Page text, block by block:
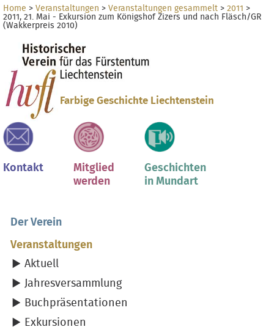
Direkt
zum
Inhalt
Direkt
zur
Navigation
Benutzerspezifische
Werkzeuge
Home >Veranstaltungen >Veranstaltungen gesammelt >2011 >
2011, 21. Mai - Exkursion zum Königshof Zizers und nach Fläsch/GR
(Wakkerpreis 2010)
Farbige Geschichte Liechtenstein
Kontakt
Mitglied
werden
Geschichten
in Mundart
Der Verein
Veranstaltungen
Aktuell
Jahresversammlung
Buchpräsentationen
Exkursionen